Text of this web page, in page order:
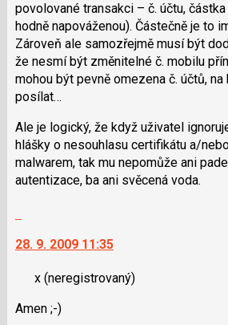
povolované transakci – č. účtu,
hodně napováženou). Částečně je to
Zároveň ale samozřejmě musí být
že nesmí být změnitelné č. mobilu
mohou být pevně omezena č. účtů,
posílat…
Ale je logický, že když uživatel
hlášky o nesouhlasu certifikátu a/
malwarem, tak mu nepomůže ani
autentizace, ba ani svěcená voda.
další
názor.
navigaci
28. 9. 2009 11:35
x (neregistrovaný)
Amen ;-)